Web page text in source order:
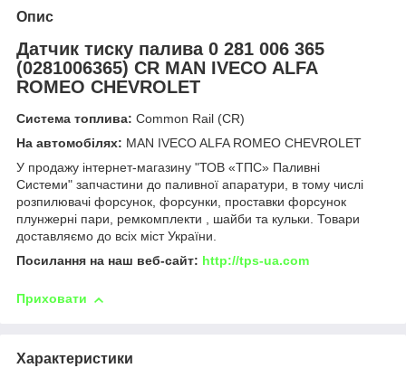
Опис
Датчик тиску палива 0 281 006 365
(0281006365) СR MAN IVECO ALFA
ROMEO CHEVROLET
Система топлива: Common Rail (СR)
На автомобілях: MAN IVECO ALFA ROMEO CHEVROLET
У продажу інтернет-магазину "ТОВ «ТПС» Паливні
Системи" запчастини до паливної апаратури, в тому числі
розпилювачі форсунок, форсунки, проставки форсунок
плунжерні пари, ремкомплекти , шайби та кульки. Товари
доставляємо до всіх міст України.
Посилання на наш веб-сайт: http://tps-ua.com
Приховати
Характеристики